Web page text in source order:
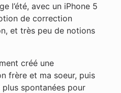
l’été, avec un iPhone 5
de correction
et très peu de notions
créé une
frère et ma soeur, puis
spontanées pour